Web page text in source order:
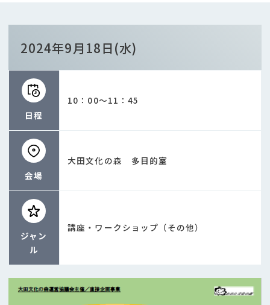
2024年9月18日(水)
日程
10：00～11：45
会場
大田文化の森 多目的室
ジャン
ル
講座・ワークショップ（その他）